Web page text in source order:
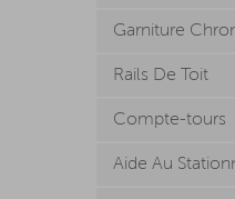
Garniture
Rails De Toit
Compte-tours
Aide Au